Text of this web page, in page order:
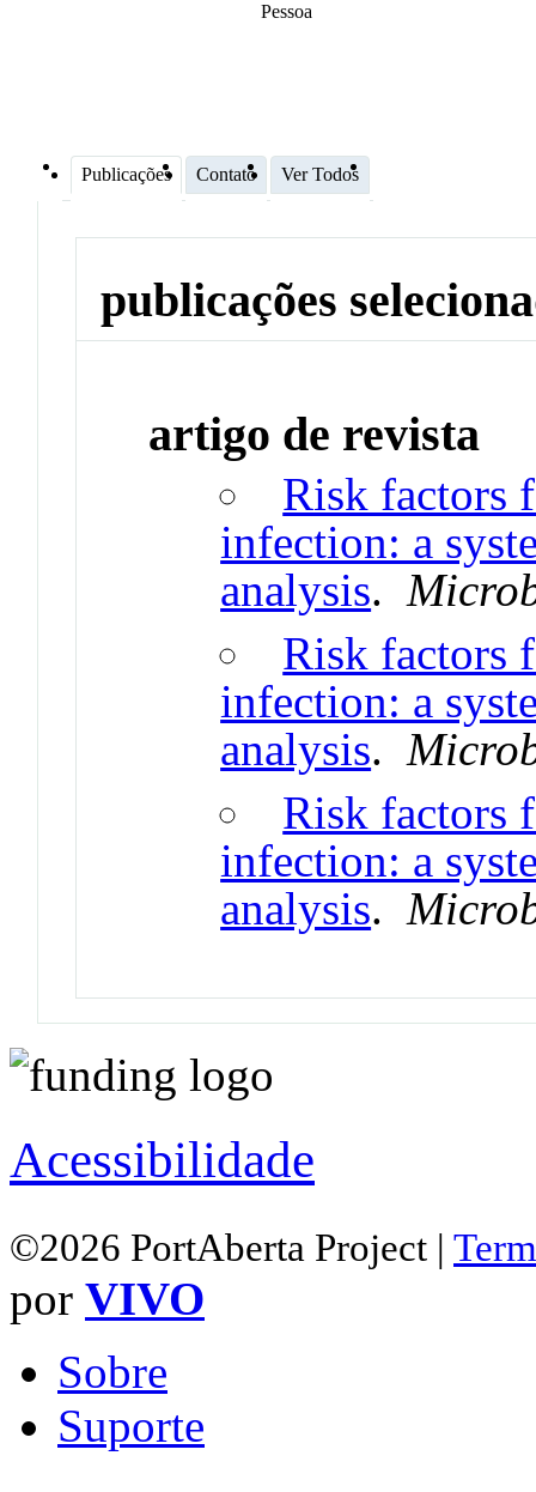
Pessoa
Publicações Contato Ver Todos
publicações
artigo de revista
Risk factors
infection: a
analysis.
Risk factors
infection: a
analysis.
Risk factors
infection: a
analysis.
Acessibilidade
©2026 PortAberta Project |
por VIVO
Sobre
Suporte